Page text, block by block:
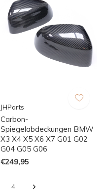
JHParts
Carbon-
Spiegelabdeckungen BMW
X3 X4 X5 X6 X7 G01 G02
G04 G05 G06
€249,95
4